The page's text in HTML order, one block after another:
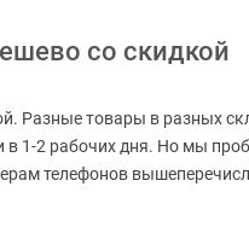
со скидкой
Разные товары в разных
1-2 рабочих дня. Но мы
телефонов